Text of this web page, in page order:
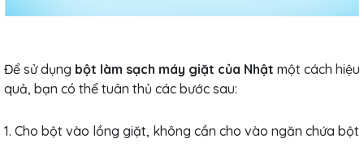
Để sử dụng bột làm sạch máy giặt của Nhật một cách hiệu
quả, bạn có thể tuân thủ các bước sau:
1. Cho bột vào lồng giặt, không cần cho vào ngăn chứa bột